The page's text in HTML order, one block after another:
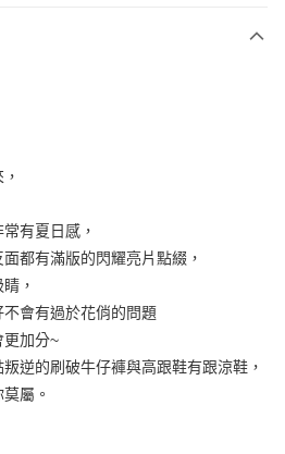
大哥大用戶可立即使用無須另外申請。
期的期數、繳款截止日，確認付款後即完
金額請依後續交易確認頁面所載為準。
認交易或遇審核未通過，訂單將自動取
哥付你分期」於每月結算日後寄送繳費提
擇「超商條碼／台灣大直營門市／銀行轉
等通路繳費。
限公司」（以下簡稱本公司）所提供，讓
使用本公司帳單繳交帳款。
之後才付款」的支付方式。 讓您購物簡單
卡、不需儲值。
證，即可結帳。
，再付款。
】
享後付」後，將跳轉至「AFTEE先享後付」
金額後，即可完成結帳。
費通知簡訊。
，點擊此簡訊中的連結，可透過四大超商／
行付款，方視為交易完成。
需立刻繳費，但若您需要取消訂單，請聯絡
上)免運費
有夏日感，
都有滿版的閃耀亮片點綴，
，
會有過於花俏的問題
更加分~
逆的刷破牛仔褲與高跟鞋有跟涼鞋，
屬。